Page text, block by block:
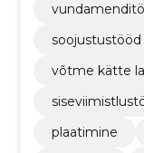
soojustustööd
võtme kätte
plaatimine